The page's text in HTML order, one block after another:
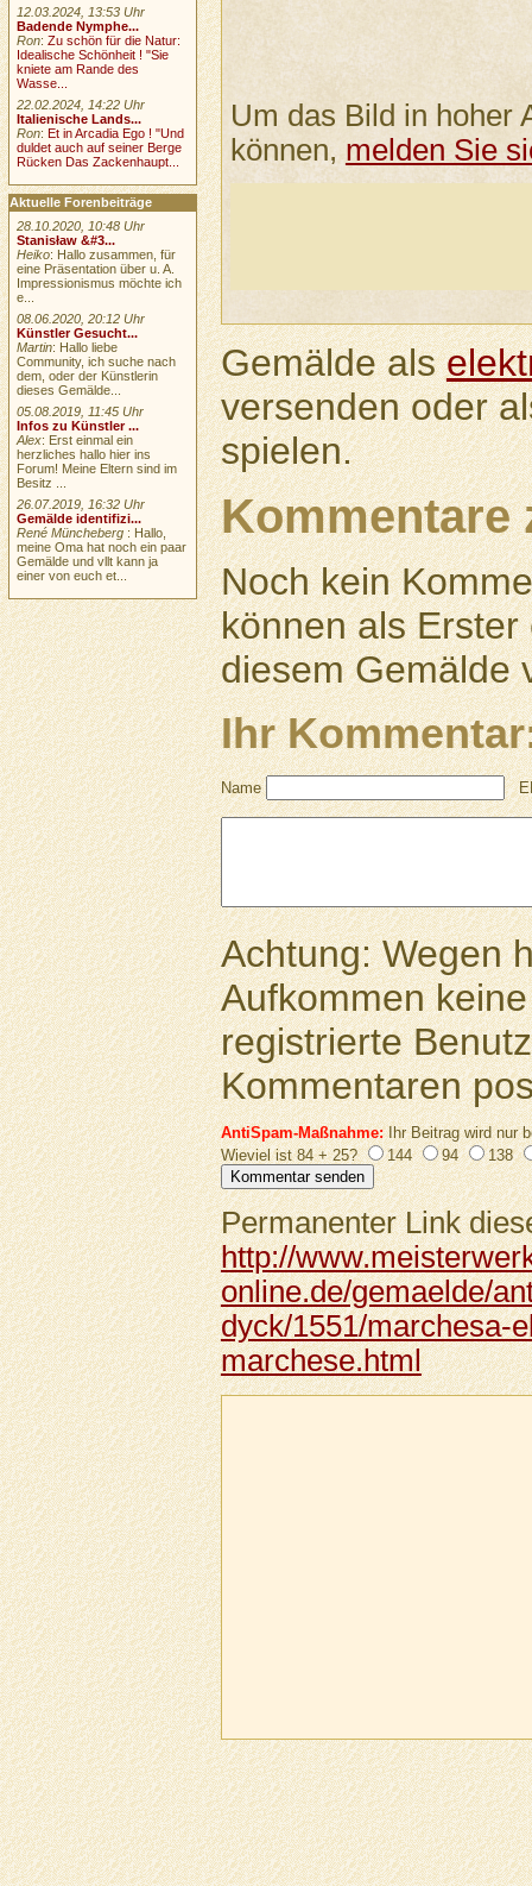
Um das Bild in hoher
können, melden Sie
Gemälde als
versenden oder
spielen.
Kommentare
Noch kein
können als
diesem Gemälde
Ihr
Name
Achtung: Wegen
Aufkommen
registrierte
Kommentaren
AntiSpam-Maßnahme:Ihr Beitrag wird nur
Wieviel ist 84 + 25?
144 94 138
Permanenter Link
http://
online.de/gemaelde/
dyck/1551/marchesa-
marchese.html
12.03.2024, 13:53 Uhr
Badende Nymphe...
Ron:Zu schön für die Natur:
Idealische Schönheit ! "Sie
kniete am Rande des
Wasse...
22.02.2024, 14:22 Uhr
Italienische Lands...
Ron:Et in Arcadia Ego ! "Und
duldet auch auf seiner Berge
Rücken Das Zackenhaupt...
Aktuelle Forenbeiträge
28.10.2020, 10:48 Uhr
Stanisław &#3...
Heiko: Hallo zusammen, für
eine Präsentation über u. A.
Impressionismus möchte ich
e...
08.06.2020, 20:12 Uhr
Künstler Gesucht...
Martin: Hallo liebe
Community, ich suche nach
dem, oder der Künstlerin
dieses Gemälde...
05.08.2019, 11:45 Uhr
Infos zu Künstler ...
Alex: Erst einmal ein
herzliches hallo hier ins
Forum! Meine Eltern sind im
Besitz ...
26.07.2019, 16:32 Uhr
Gemälde identifizi...
René Müncheberg : Hallo,
meine Oma hat noch ein paar
Gemälde und vllt kann ja
einer von euch et...